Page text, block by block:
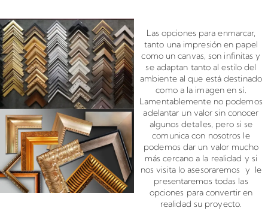
Las opciones para enmarcar,
tanto una impresión en papel
como un canvas, son infinitas y
se adaptan tanto al estilo del
ambiente al que está destinado
como a la imagen en sí.
Lamentablemente no podemos
adelantar un valor sin conocer
algunos detalles, pero si se
comunica con nosotros le
podemos dar un valor mucho
más cercano a la realidad y si
nos visita lo asesoraremos y le
presentaremos todas las
opciones para convertir en
realidad su proyecto.